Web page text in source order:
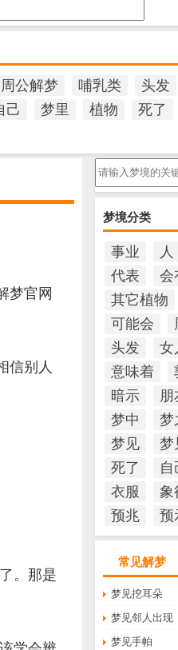
周公解梦 哺乳类 头发
己 梦里 植物 死了
梦境分类
事业 人
代表
会
其它植物
可能会
头发
女
意味着
暗示
朋
梦中
梦
梦见
梦
死了
自
衣服
象
预兆
预
常见解梦
梦见挖耳朵
梦见邻人出现
梦见手帕
梦官网
信别人
。那是